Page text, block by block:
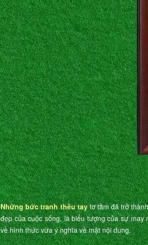
Những bức tranh thêu taytơ tằm đã trở
đẹp của cuộc sống, là biểu tượng của sự
về hình thức vừa ý nghĩa về mặt nội dung.